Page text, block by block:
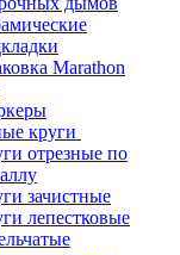
Marathon
круги
отрезные по
зачистные
лепестковые